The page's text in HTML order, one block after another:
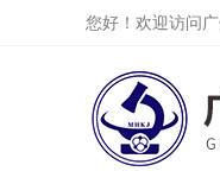
您好！欢迎访问